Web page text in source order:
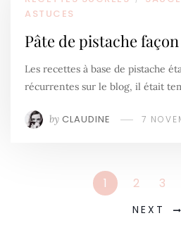
ASTUCES
Pâte de pistache
Les recettes à base de pistache
récurrentes sur le blog, il était
by CLAUDINE 7
1 2 3
NEXT